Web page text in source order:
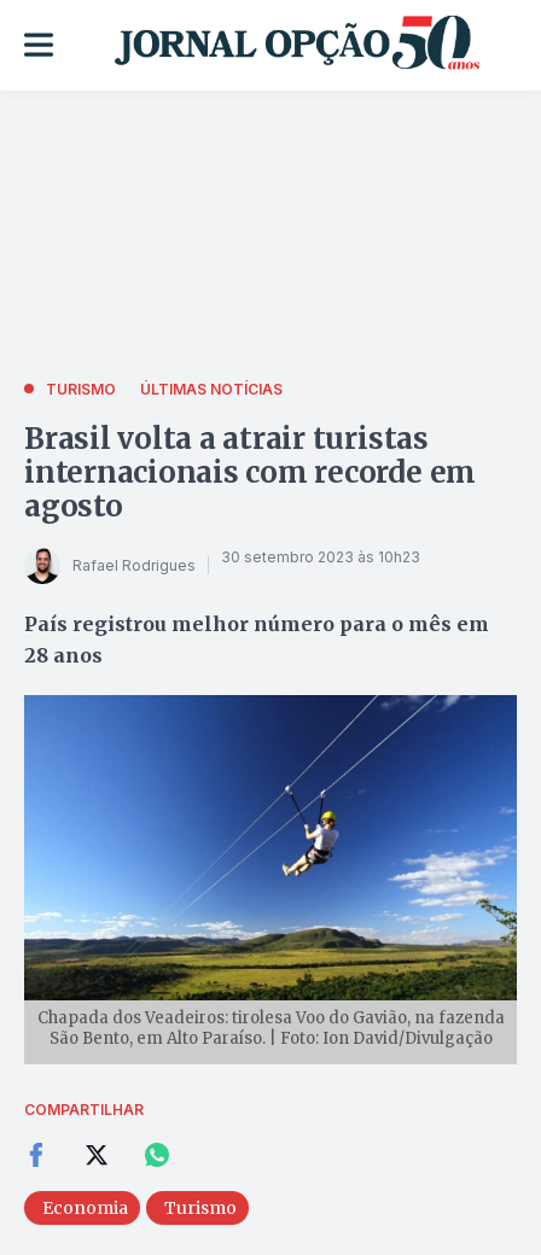
TURISMO ÚLTIMAS NOTÍCIAS
Brasil volta a atrair turistas
internacionais com recorde em
agosto
Rafael Rodrigues 30 setembro 2023 às 10h23
País registrou melhor número para o mês em
28 anos
Chapada dos Veadeiros: tirolesa Voo do Gavião, na fazenda
São Bento, em Alto Paraíso. | Foto: Ion David/Divulgação
COMPARTILHAR
Economia Turismo